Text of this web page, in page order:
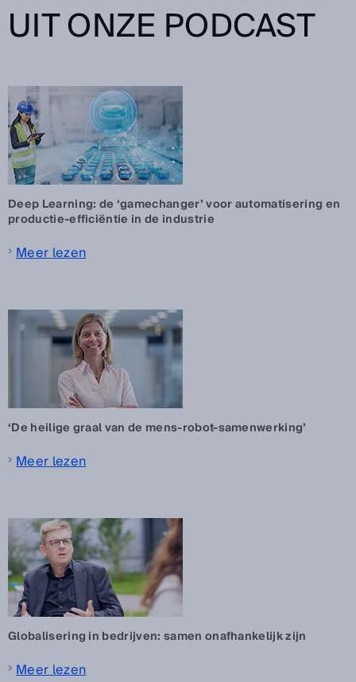
UIT ONZE PODCAST
Deep Learning: de ‘gamechanger’ voor automatisering en
productie-efficiëntie in de industrie
Meer lezen
‘De heilige graal van de mens-robot-samenwerking’
Meer lezen
Globalisering in bedrijven: samen onafhankelijk zijn
Meer lezen